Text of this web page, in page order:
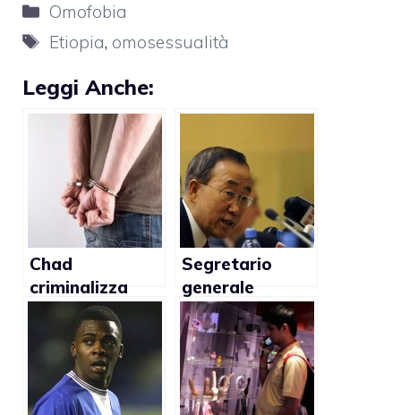
Categorie
Omofobia
Tag
Etiopia, omosessualità
Leggi Anche:
Chad
criminalizza
l’omosessualità
Segretario
generale
dell’Onu Ban Ki
Moon: “I governi
africani devono
rispettare i
diritti dei gay”